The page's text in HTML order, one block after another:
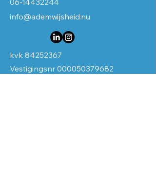
06-14432244
info@ademwijsheid.nu
kvk 84252367
Vestigingsnr 000050379682